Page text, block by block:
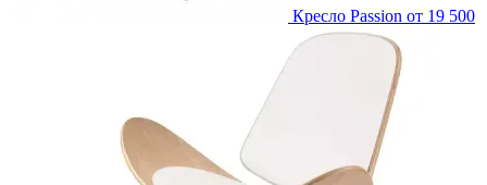
Кресло Passion от 19 500